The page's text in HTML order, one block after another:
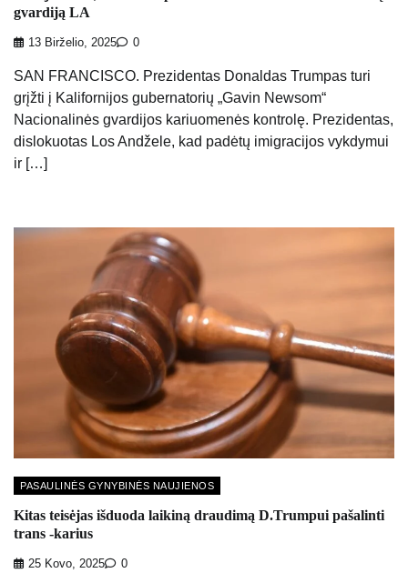
gvardiją LA
13 Birželio, 2025 0
SAN FRANCISCO. Prezidentas Donaldas Trumpas turi
grįžti į Kalifornijos gubernatorių „Gavin Newsom“
Nacionalinės gvardijos kariuomenės kontrolę. Prezidentas,
dislokuotas Los Andžele, kad padėtų imigracijos vykdymui
ir […]
PASAULINĖS GYNYBINĖS NAUJIENOS
Kitas teisėjas išduoda laikiną draudimą D.Trumpui pašalinti
trans -karius
25 Kovo, 2025 0